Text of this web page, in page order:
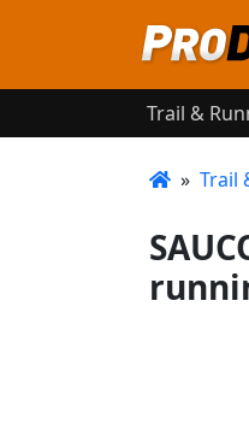
Trail &
» Trail